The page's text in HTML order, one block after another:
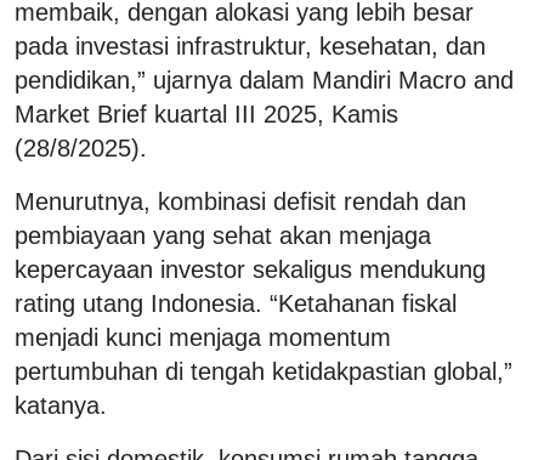
membaik, dengan alokasi yang lebih besar
pada investasi infrastruktur, kesehatan, dan
pendidikan,” ujarnya dalam Mandiri Macro and
Market Brief kuartal III 2025, Kamis
(28/8/2025).
Menurutnya, kombinasi defisit rendah dan
pembiayaan yang sehat akan menjaga
kepercayaan investor sekaligus mendukung
rating utang Indonesia. “Ketahanan fiskal
menjadi kunci menjaga momentum
pertumbuhan di tengah ketidakpastian global,”
katanya.